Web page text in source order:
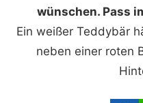
wünschen. Pass
Ein weißer Teddybär
neben einer roten